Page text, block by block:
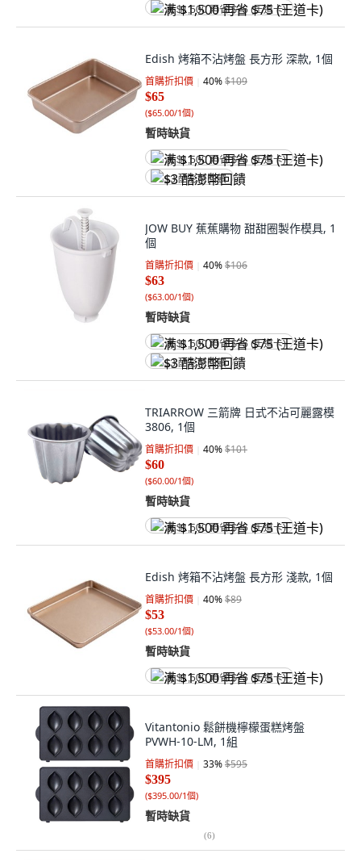
满 $1,500 再省 $75 (王道卡)
Edish 烤箱不沾烤盤 長方形 深款, 1個
首購折扣價 40%$109
$65
($65.00/1個)
暫時缺貨
满 $1,500 再省 $75 (王道卡)
$3 酷澎幣回饋
JOW BUY 蕉蕉購物 甜甜圈製作模具, 1
個
首購折扣價 40%$106
$63
($63.00/1個)
暫時缺貨
满 $1,500 再省 $75 (王道卡)
$3 酷澎幣回饋
TRIARROW 三箭牌 日式不沾可麗露模
3806, 1個
首購折扣價 40%$101
$60
($60.00/1個)
暫時缺貨
满 $1,500 再省 $75 (王道卡)
Edish 烤箱不沾烤盤 長方形 淺款, 1個
首購折扣價 40%$89
$53
($53.00/1個)
暫時缺貨
满 $1,500 再省 $75 (王道卡)
Vitantonio 鬆餅機檸檬蛋糕烤盤
PVWH-10-LM, 1組
首購折扣價 33%$595
$395
($395.00/1個)
暫時缺貨
(6)